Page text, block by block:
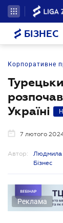
БІЗНЕС
Корпоративне
Україні
7 лютого
Автор:
Людмила
Бізнес
Реклама